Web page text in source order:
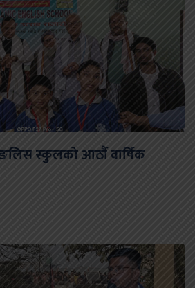
स्कुलको आठौं वार्षिक